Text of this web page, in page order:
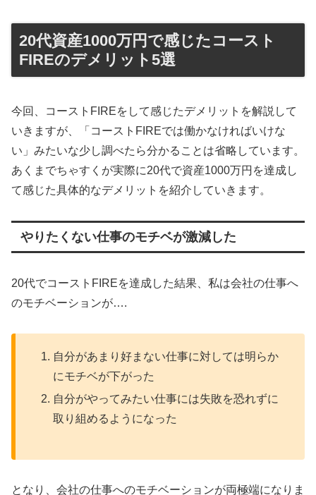
20代資産1000万円で感じたコースト
FIREのデメリット5選
今回、コーストFIREをして感じたデメリットを解説して
いきますが、「コーストFIREでは働かなければいけな
い」みたいな少し調べたら分かることは省略しています。
あくまでちゃすくが実際に20代で資産1000万円を達成し
て感じた具体的なデメリットを紹介していきます。
やりたくない仕事のモチベが激減した
20代でコーストFIREを達成した結果、私は会社の仕事へ
のモチベーションが….
自分があまり好まない仕事に対しては明らか
にモチベが下がった
自分がやってみたい仕事には失敗を恐れずに
取り組めるようになった
となり、会社の仕事へのモチベーションが両極端になりま